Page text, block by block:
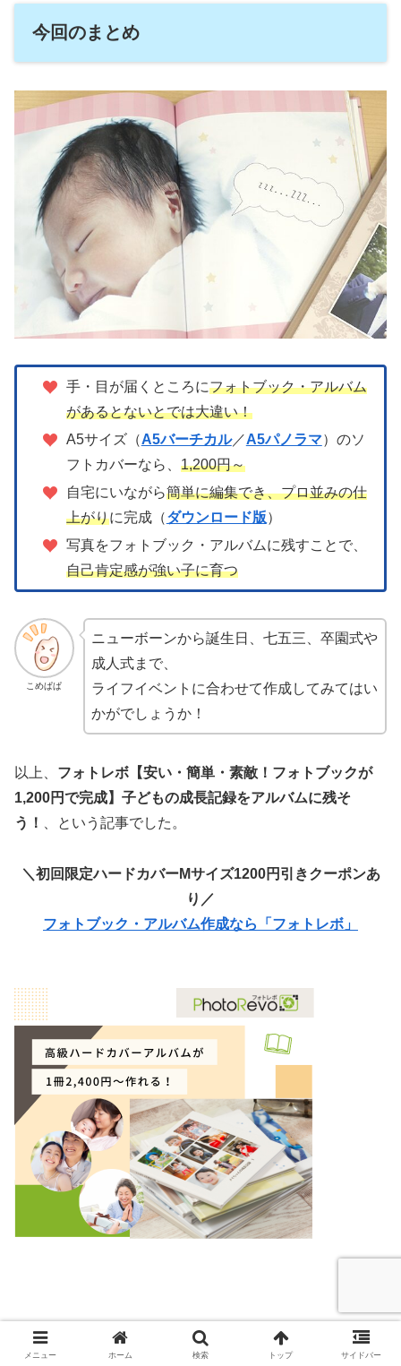
今回のまとめ
手・目が届くところにフォトブック・アルバム
があるとないとでは大違い！
A5サイズ（A5バーチカル／A5パノラマ）のソ
フトカバーなら、 1,200円～
自宅にいながら簡単に編集でき、プロ並みの仕
上がりに完成（ダウンロード版）
写真をフォトブック・アルバムに残すことで、
自己肯定感が強い子に育つ
こめぱぱ
ニューボーンから誕生日、七五三、卒園式や
成人式まで、
ライフイベントに合わせて作成してみてはい
かがでしょうか！
以上、 フォトレボ【安い・簡単・素敵！フォトブックが
1,200円で完成】子どもの成長記録をアルバムに残そ
う！
、という記事でした。
＼初回限定ハードカバーMサイズ1200円引きクーポンあ
り／
フォトブック・アルバム作成なら「フォトレボ」
こども レビュー（評価）
メニュー ホーム 検索 トップ サイドバー